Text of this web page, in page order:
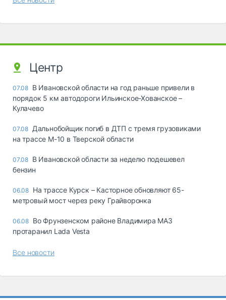
Центр
07.08 В Ивановской области на год раньше привели в
порядок 5 км автодороги Ильинское-Хованское –
Кулачево
07.08 Дальнобойщик погиб в ДТП с тремя грузовиками
на трассе М-10 в Тверской области
07.08 В Ивановской области за неделю подешевел
бензин
06.08 На трассе Курск – Касторное обновляют 65-
метровый мост через реку Грайворонка
06.08 Во Фрунзенском районе Владимира МАЗ
протаранил Lada Vesta
Все новости